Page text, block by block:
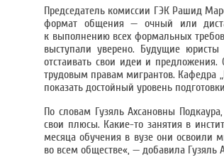
Председатель комиссии ГЭК Рашид
формат общения — очный или
к выполнению всех формальных
выступали уверено. Будущие
отстаивать свои идеи и предложения.
трудовым правам мигрантов. Кафедра
показать достойный уровень
По словам Гузяль Ахсановны
свои плюсы. Какие-то занятия в
месяца обучения в вузе они освоили
во всем обществе«, — добавила Гузяль